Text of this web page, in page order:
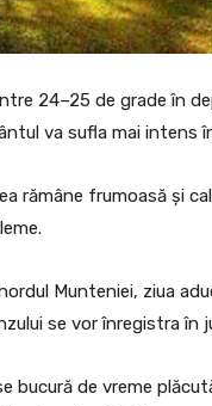
24–25 de grade în
va sufla mai intens
rămâne frumoasă și
Munteniei, ziua
se vor înregistra în
bucură de vreme